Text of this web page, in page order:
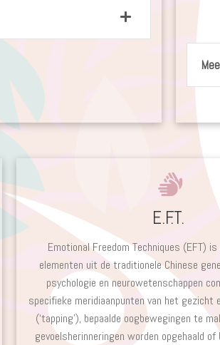
E.F.T.
Emotional Freedom Techniques (EFT)
elementen uit de traditionele Chinese
psychologie en neurowetenschappen
specifieke meridiaanpunten van het gezicht
(‘tapping’), bepaalde oogbewegingen te
gevoelsherinneringen worden opgehaald of